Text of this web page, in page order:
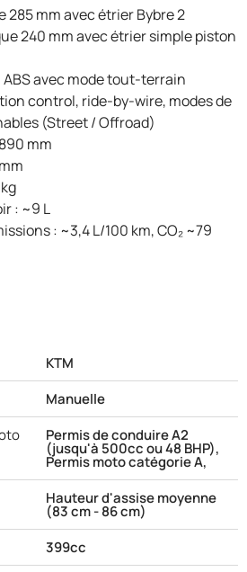
285 mm avec étrier Bybre 2
240 mm avec étrier simple piston
avec mode tout-terrain
control, ride-by-wire, modes de
(Street / Offroad)
mm
: ~9 L
: ~3,4 L/100 km, CO₂ ~79
KTM
Manuelle
Permis de conduire A2
(jusqu'à 500cc ou 48 BHP),
Permis moto catégorie A,
Hauteur d'assise moyenne
(83 cm - 86 cm)
399cc